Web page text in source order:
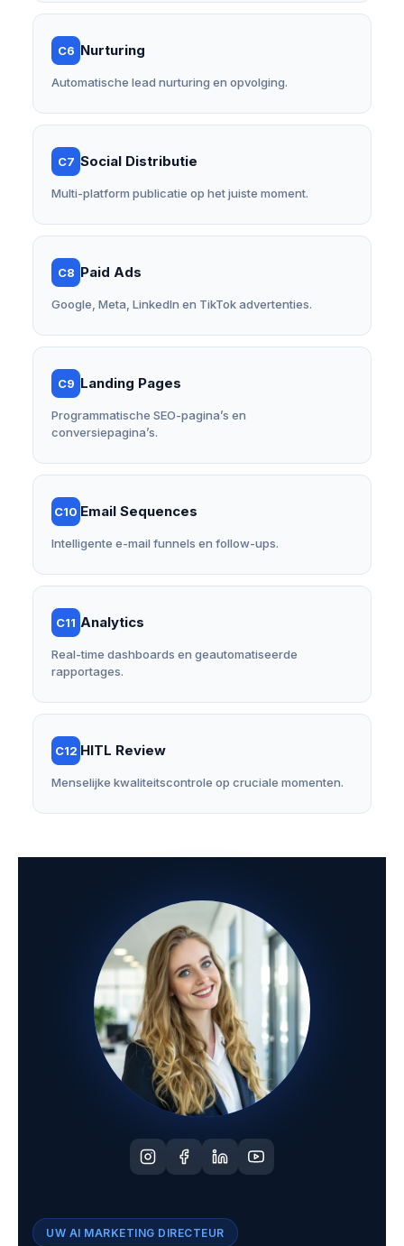
C6 Nurturing
Automatische lead nurturing en opvolging.
C7 Social Distributie
Multi-platform publicatie op het juiste moment.
C8 Paid Ads
Google, Meta, LinkedIn en TikTok advertenties.
C9 Landing Pages
Programmatische SEO-pagina’s en
conversiepagina’s.
C10 Email Sequences
Intelligente e-mail funnels en follow-ups.
C11 Analytics
Real-time dashboards en geautomatiseerde
rapportages.
C12 HITL Review
Menselijke kwaliteitscontrole op cruciale momenten.
UW AI MARKETING DIRECTEUR